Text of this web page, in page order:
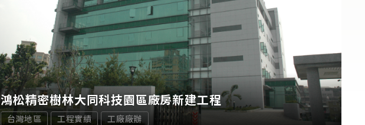
鴻松精密樹林大同科技園區廠房新建工程
台灣地區 工程實績 工廠廠辦